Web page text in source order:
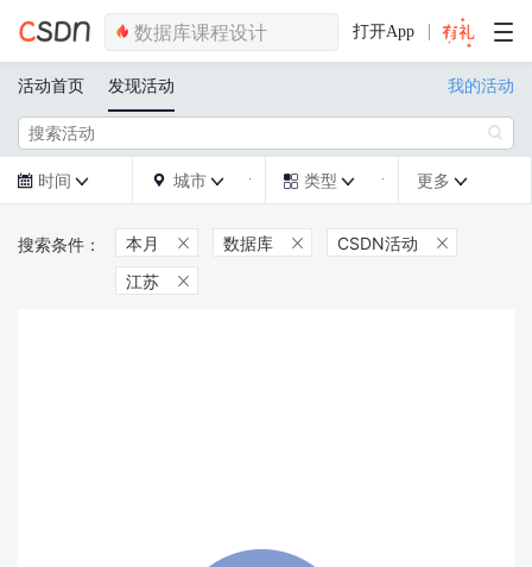
打开App
活动首页 发现活动 我的活动

 时间   城市   类型  更多 
本月  数据库  CSDN活动 
江苏 